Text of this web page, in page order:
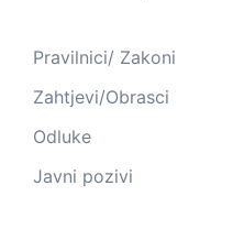
Pravilnici/ Zakoni
Zahtjevi/Obrasci
Odluke
Javni pozivi